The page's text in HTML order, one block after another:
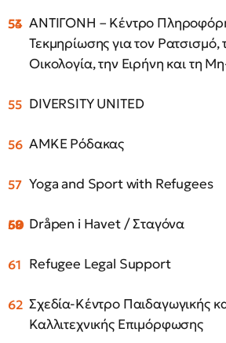
ΑΝΤΙΓΟΝΗ – Κέντρο
Τεκμηρίωσης για τον Ρατσισμό,
Οικολογία, την Ειρήνη και τη
DIVERSITY UNITED
ΑΜΚΕ Ρόδακας
Yoga and Sport with Refugees
Dråpen i Havet / Σταγόνα
Refugee Legal Support
Σχεδία-Κέντρο Παιδαγωγικής
Καλλιτεχνικής Επιμόρφωσης